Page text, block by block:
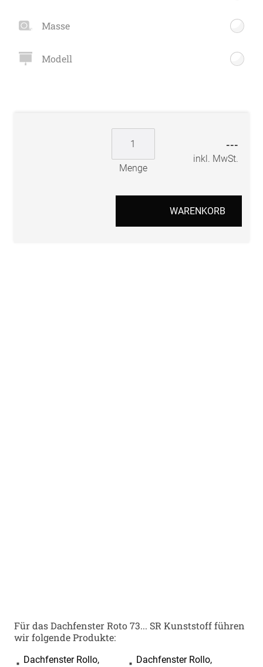
Masse
Modell
Menge
---
inkl. MwSt.
WARENKORB
Für das Dachfenster Roto 73... SR Kunststoff führen
wir folgende Produkte:
Dachfenster Rollo,
Dachfenster Rollo,